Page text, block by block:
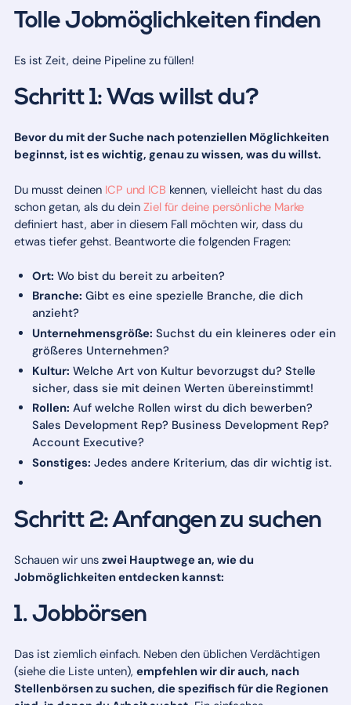
Tolle Jobmöglichkeiten finden
Es ist Zeit, deine Pipeline zu füllen!
Schritt 1: Was willst du?
Bevor du mit der Suche nach potenziellen Möglichkeiten
beginnst, ist es wichtig, genau zu wissen, was du willst.
Du musst deinen ICP und ICB kennen, vielleicht hast du das
schon getan, als du deinZiel für deine persönliche Marke
definiert hast, aber in diesem Fall möchten wir, dass du
etwas tiefer gehst. Beantworte die folgenden Fragen:
Ort: Wo bist du bereit zu arbeiten?
Branche: Gibt es eine spezielle Branche, die dich
anzieht?
Unternehmensgröße: Suchst du ein kleineres oder ein
größeres Unternehmen?
Kultur: Welche Art von Kultur bevorzugst du? Stelle
sicher, dass sie mit deinen Werten übereinstimmt!
Rollen: Auf welche Rollen wirst du dich bewerben?
Sales Development Rep? Business Development Rep?
Account Executive?
Sonstiges: Jedes andere Kriterium, das dir wichtig ist.
Schritt 2: Anfangen zu suchen
Schauen wir unszwei Hauptwege an, wie du
Jobmöglichkeiten entdecken kannst:
1. Jobbörsen
Das ist ziemlich einfach. Neben den üblichen Verdächtigen
(siehe die Liste unten),empfehlen wir dir auch, nach
Stellenbörsen zu suchen, die spezifisch für die Regionen